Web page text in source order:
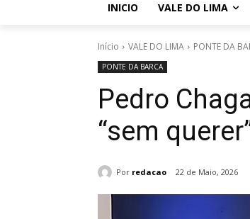
INICIO VALE DO LIMA
Início VALE DO LIMA PONTE DA
PONTE DA BARCA
Pedro
“sem
Por redacao 22 de Maio, 2026